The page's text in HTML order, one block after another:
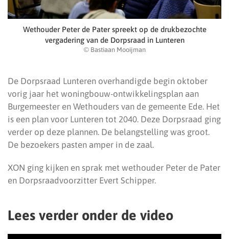
Wethouder Peter de Pater spreekt op de drukbezochte
vergadering van de Dorpsraad in Lunteren
© Bastiaan Mooijman
De Dorpsraad Lunteren overhandigde begin oktober
vorig jaar het woningbouw-ontwikkelingsplan aan
Burgemeester en Wethouders van de gemeente Ede. Het
is een plan voor Lunteren tot 2040. Deze Dorpsraad ging
verder op deze plannen. De belangstelling was groot.
De bezoekers pasten amper in de zaal.
XON ging kijken en sprak met wethouder Peter de Pater
en Dorpsraadvoorzitter Evert Schipper.
Lees verder onder de video